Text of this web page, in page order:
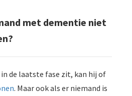
met dementie niet
de laatste fase zit, kan hij of
. Maar ook als er niemand is